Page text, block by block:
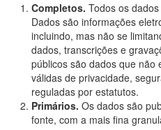
Completos. Todos os
Dados são informações
incluindo, mas não se
dados, transcrições e
públicos são dados que não
válidas de privacidade,
reguladas por estatutos.
Primários. Os dados são
fonte, com a mais fina